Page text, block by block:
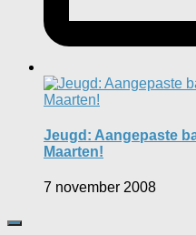
Jeugd: Aangepaste
Maarten!
7 november 2008